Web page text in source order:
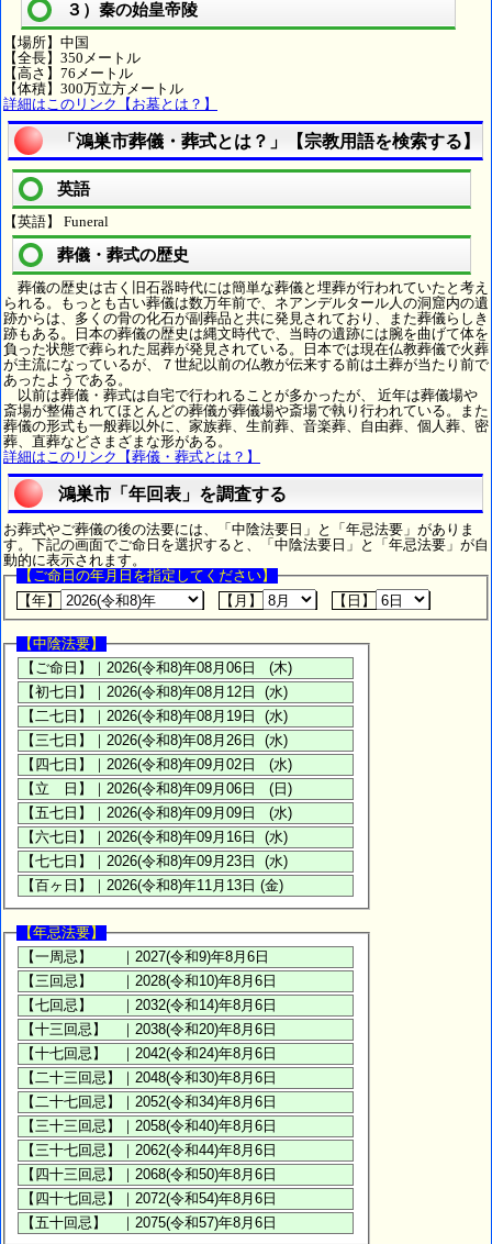
３）秦の始皇帝陵
【場所】中国
【全長】350メートル
【高さ】76メートル
【体積】300万立方メートル
詳細はこのリンク【お墓とは？】
「鴻巣市葬儀・葬式とは？」【宗教用語を検索する】
英語
【英語】 Funeral
葬儀・葬式の歴史
葬儀の歴史は古く旧石器時代には簡単な葬儀と埋葬が行われていたと考え
られる。もっとも古い葬儀は数万年前で、ネアンデルタール人の洞窟内の遺
跡からは、多くの骨の化石が副葬品と共に発見されており、また葬儀らしき
跡もある。日本の葬儀の歴史は縄文時代で、当時の遺跡には腕を曲げて体を
負った状態で葬られた屈葬が発見されている。日本では現在仏教葬儀で火葬
が主流になっているが、７世紀以前の仏教が伝来する前は土葬が当たり前で
あったようである。
以前は葬儀・葬式は自宅で行われることが多かったが、 近年は葬儀場や
斎場が整備されてほとんどの葬儀が葬儀場や斎場で執り行われている。また
葬儀の形式も一般葬以外に、家族葬、生前葬、音楽葬、自由葬、個人葬、密
葬、直葬などさまざまな形がある。
詳細はこのリンク【葬儀・葬式とは？】
鴻巣市「年回表」を調査する
お葬式やご葬儀の後の法要には、「中陰法要日」と「年忌法要」がありま
す。下記の画面でご命日を選択すると、「中陰法要日」と「年忌法要」が自
動的に表示されます。
【ご命日の年月日を指定してください】
【年】
【月】 【日】
【中陰法要】
【年忌法要】